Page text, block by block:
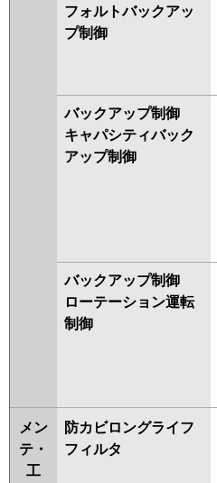
フォルトバックアッ
プ制御
バックアップ制御
キャパシティバック
アップ制御
バックアップ制御
ローテーション運転
制御
メン
テ・
工
防カビロングライフ
フィルタ